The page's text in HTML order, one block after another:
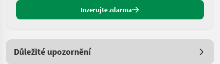
Inzerujte zdarma
Důležité upozornění